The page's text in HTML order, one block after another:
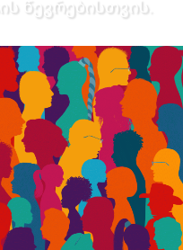
წევრებისთვის.